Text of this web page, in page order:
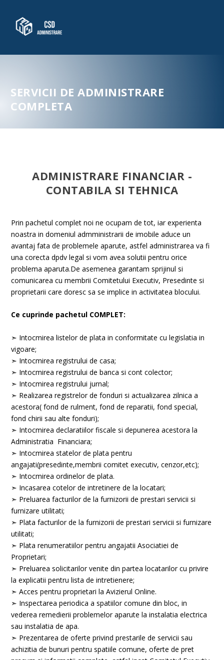
SERVICII DE ADMINISTRARE
COMPLETA
ADMINISTRARE FINANCIAR -
CONTABILA SI TEHNICA
Prin pachetul complet noi ne ocupam de tot, iar experienta
noastra in domeniul admministrarii de imobile aduce un
avantaj fata de problemele aparute, astfel administrarea va fi
una corecta dpdv legal si vom avea solutii pentru orice
problema aparuta.De asemenea garantam sprijinul si
comunicarea cu membrii Comitetului Executiv, Presedinte si
proprietarii care doresc sa se implice in activitatea blocului.
Ce cuprinde pachetul COMPLET:
➣ Intocmirea listelor de plata in conformitate cu legislatia in
vigoare;
➣ Intocmirea registrului de casa;
➣ Intocmirea registrului de banca si cont colector;
➣ Intocmirea registrului jurnal;
➣ Realizarea registrelor de fonduri si actualizarea zilnica a
acestora( fond de rulment, fond de reparatii, fond special,
fond chirii sau alte fonduri);
➣ Intocmirea declaratiilor fiscale si depunerea acestora la
Administratia Financiara;
➣ Intocmirea statelor de plata pentru
angajati(presedinte,membrii comitet executiv, cenzor,etc);
➣ Intocmirea ordinelor de plata.
➣ Incasarea cotelor de intretinere de la locatari;
➣ Preluarea facturilor de la furnizorii de prestari servicii si
furnizare utilitati;
➣ Plata facturilor de la furnizorii de prestari servicii si furnizare
utilitati;
➣ Plata renumeratiilor pentru angajatii Asociatiei de
Proprietari;
➣ Preluarea solicitarilor venite din partea locatarilor cu privire
la explicatii pentru lista de intretienere;
➣ Acces pentru proprietari la Avizierul Online.
➣ Inspectarea periodica a spatiilor comune din bloc, in
vederea remedierii problemelor aparute la instalatia electrica
sau instalatia de apa.
➣ Prezentarea de oferte privind prestarile de servicii sau
achizitia de bunuri pentru spatiile comune, oferte de pret